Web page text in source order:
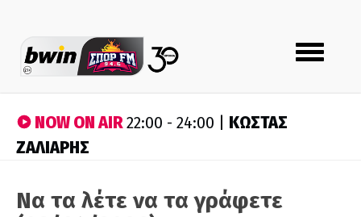
Toggle
navigation
NOW ON AIR22:00 - 24:00 | ΚΩΣΤΑΣ
ΖΑΛΙΑΡΗΣ
Να τα λέτε να τα γράφετε